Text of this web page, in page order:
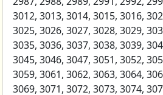
3012, 3013, 3014, 3015, 3016,
3025, 3026, 3027, 3028, 3029,
3035, 3036, 3037, 3038, 3039,
3045, 3046, 3047, 3051, 3052,
3059, 3061, 3062, 3063, 3064,
3069, 3071, 3072, 3073, 3074,